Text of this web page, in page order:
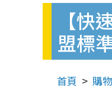
【
盟標
首頁 購